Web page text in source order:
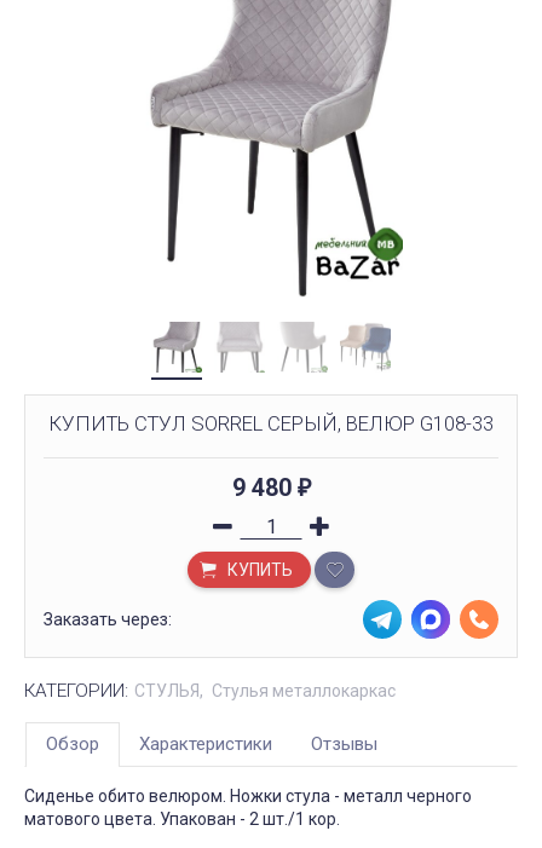
КУПИТЬ СТУЛ SORREL СЕРЫЙ, ВЕЛЮР G108-33
9 480 ₽
КУПИТЬ
Заказать через:
КАТЕГОРИИ: СТУЛЬЯ Стулья металлокаркас
Обзор Характеристики Отзывы
Сиденье обито велюром. Ножки стула - металл черного
матового цвета. Упакован - 2 шт./1 кор.